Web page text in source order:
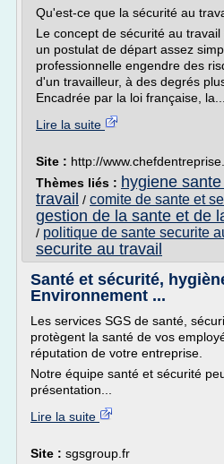
Qu'est-ce que la sécurité au
Le concept de sécurité au
un postulat de départ assez
professionnelle engendre des
d'un travailleur, à des degrés
Encadrée par la loi française, la...
Lire la suite
Site : http://
Thèmes liés : hygiene
travail / comite de sante et
gestion de la sante et de
/ politique de sante securite
securite au travail
Santé et sécurité,
Environnement ...
Les services SGS de santé,
protègent la santé de vos
réputation de votre entreprise.
Notre équipe santé et sécurité
présentation...
Lire la suite
Site : sgsgroup.fr